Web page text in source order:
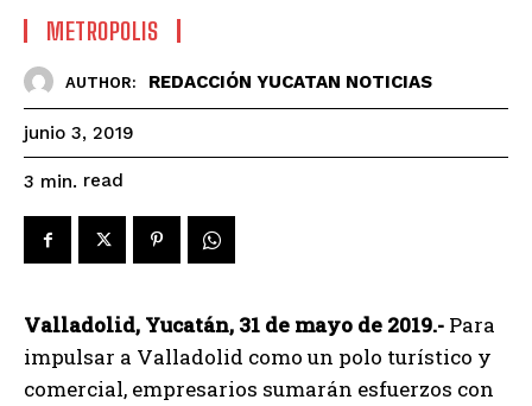
METROPOLIS
AUTHOR: REDACCIÓN YUCATAN NOTICIAS
junio 3, 2019
3 min. read
Valladolid, Yucatán, 31 de mayo de 2019.- Para
impulsar a Valladolid como un polo turístico y
comercial, empresarios sumarán esfuerzos con